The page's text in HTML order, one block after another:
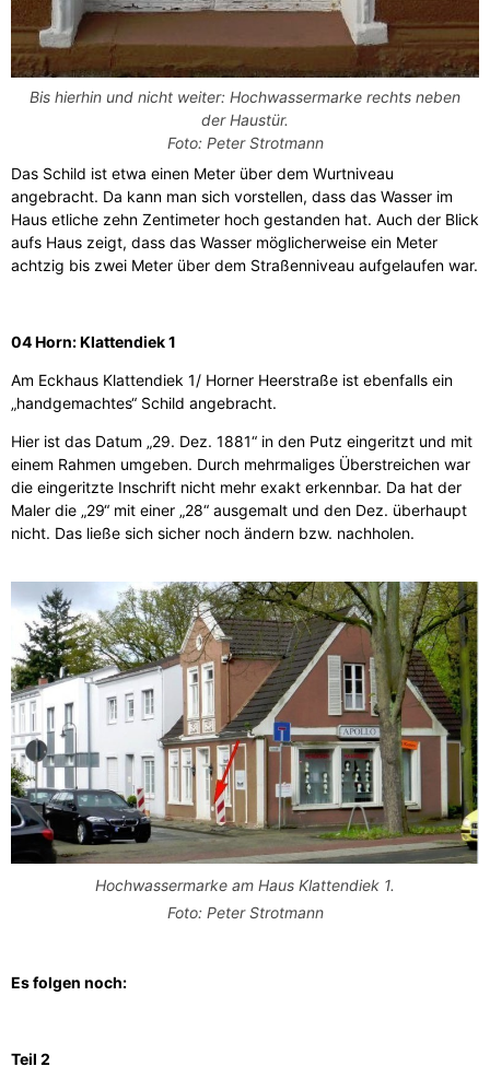
Bis hierhin und nicht weiter: Hochwassermarke rechts neben
der Haustür.
Foto: Peter Strotmann
Das Schild ist etwa einen Meter über dem Wurtniveau
angebracht. Da kann man sich vorstellen, dass das Wasser im
Haus etliche zehn Zentimeter hoch gestanden hat. Auch der Blick
aufs Haus zeigt, dass das Wasser möglicherweise ein Meter
achtzig bis zwei Meter über dem Straßenniveau aufgelaufen war.
04 Horn: Klattendiek 1
Am Eckhaus Klattendiek 1/ Horner Heerstraße ist ebenfalls ein
„handgemachtes“ Schild angebracht.
Hier ist das Datum „29. Dez. 1881“ in den Putz eingeritzt und mit
einem Rahmen umgeben. Durch mehrmaliges Überstreichen war
die eingeritzte Inschrift nicht mehr exakt erkennbar. Da hat der
Maler die „29“ mit einer „28“ ausgemalt und den Dez. überhaupt
nicht. Das ließe sich sicher noch ändern bzw. nachholen.
Hochwassermarke am Haus Klattendiek 1.
Foto: Peter Strotmann
Es folgen noch:
Teil 2